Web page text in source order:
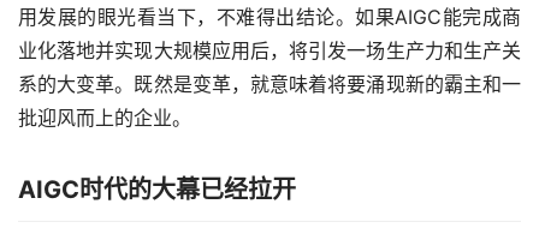
用发展的眼光看当下，不难得出结论。如果AIGC能完成商
业化落地并实现大规模应用后，将引发一场生产力和生产关
系的大变革。既然是变革，就意味着将要涌现新的霸主和一
批迎风而上的企业。
AIGC时代的大幕已经拉开